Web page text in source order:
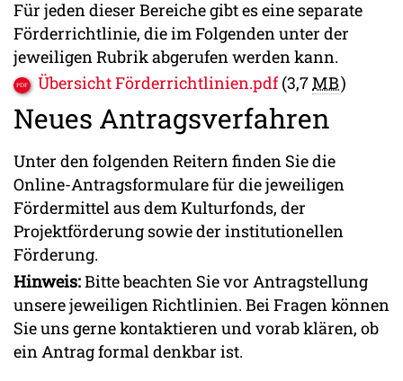
Für jeden dieser Bereiche gibt es eine separate
Förderrichtlinie, die im Folgenden unter der
jeweiligen Rubrik abgerufen werden kann.
Übersicht Förderrichtlinien.pdf (3,7MB)
Neues Antragsverfahren
Unter den folgenden Reitern finden Sie die
Online-Antragsformulare für die jeweiligen
Fördermittel aus dem Kulturfonds, der
Projektförderung sowie der institutionellen
Förderung.
Hinweis:Bitte beachten Sie vor Antragstellung
unsere jeweiligen Richtlinien. Bei Fragen können
Sie uns gerne kontaktieren und vorab klären, ob
ein Antrag formal denkbar ist.